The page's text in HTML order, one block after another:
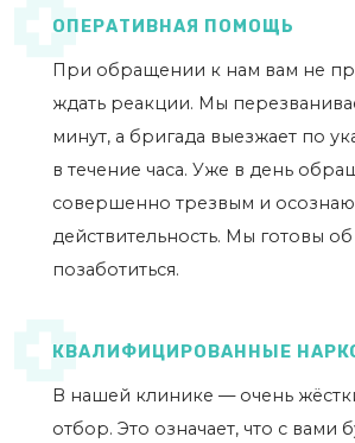
ОПЕРАТИВНАЯ ПОМОЩЬ
При обращении к нам вам не
ждать реакции. Мы
минут, а бригада выезжает по
в течение часа. Уже в день
совершенно трезвым и
действительность. Мы готовы
позаботиться.
КВАЛИФИЦИРОВАННЫЕ
В нашей клинике — очень
отбор. Это означает, что с вами